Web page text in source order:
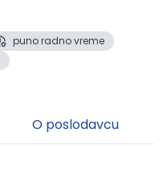
puno radno vreme
O poslodavcu